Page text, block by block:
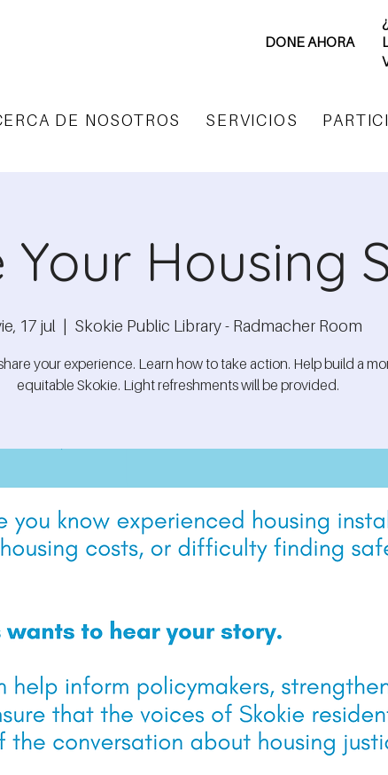
DONE AHORA
DE NOSOTROS SERVICIOS
Your Housing
17 jul Skokie Public Library - Radmacher Room
your experience. Learn how to take action. Help build a
equitable Skokie. Light refreshments will be provided.